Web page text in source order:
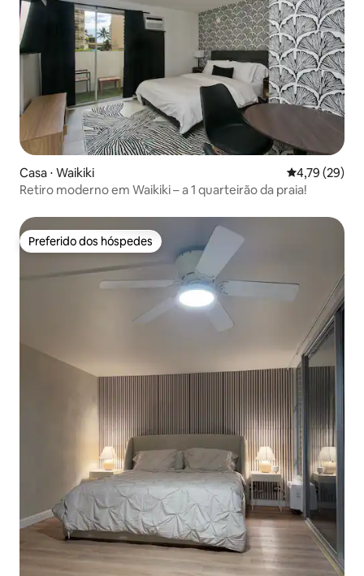
Casa ⋅ Waikiki 4,79 de uma
4,79 (29)
Retiro moderno em Waikiki – a 1 quarteirão da praia!
Preferido dos hóspedes
Preferido dos hóspedes